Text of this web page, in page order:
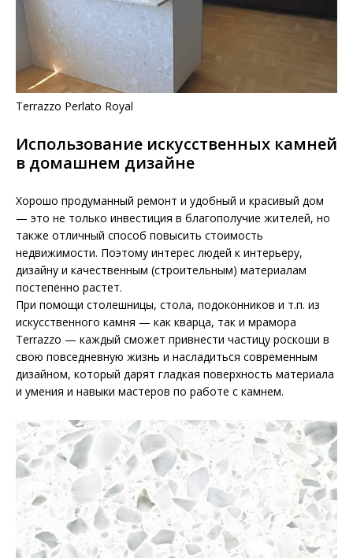
Terrazzo Perlato Royal
Использование искусственных камней
в домашнем дизайне
Хорошо продуманный ремонт и удобный и красивый дом
— это не только инвестиция в благополучие жителей, но
также отличный способ повысить стоимость
недвижимости. Поэтому интерес людей к интерьеру,
дизайну и качественным (строительным) материалам
постепенно растет.
При помощи столешницы, стола, подоконников и т.п. из
искусственного камня — как кварца, так и мрамора
Terrazzo — каждый сможет привнести частицу роскоши в
свою повседневную жизнь и насладиться современным
дизайном, который дарят гладкая поверхность материала
и умения и навыки мастеров по работе с камнем.